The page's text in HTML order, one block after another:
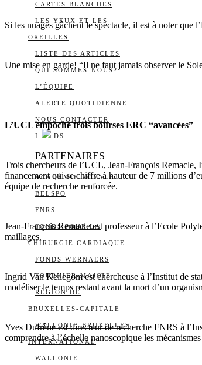
CARTES BLANCHES
LES YEUX ET LES
OREILLES
LISTE DES ARTICLES
QUI SOMMES-NOUS?
L’ÉQUIPE
ALERTE QUOTIDIENNE
NOUS CONTACTER
I DS
PARTENAIRES
ACADÉMIE ROYALE
BELSPO
FNRS
FONDS POUR LA
CHIRURGIE CARDIAQUE
FONDS WERNAERS
FOURNIER-MAJOIE
RÉGION DE
BRUXELLES-CAPITALE
WALLONIE-BRUXELLES
INTERNATIONAL
WALLONIE
Si les nuages gâchent le spectacle, il est à noter que
Une mise en garde! “Il ne faut jamais observer le
L’UCL empoche trois bourses ERC “avancées”
Trois chercheurs de l’UCL, Jean-François
financement qui se chiffre à hauteur de 7 millions
équipe de recherche renforcée.
Jean-François Remacle est professeur à l’Ecole
maillages.
Ingrid Van Keilegom est chercheuse à l’Institut de
modéliser le temps restant avant la mort d’un
Yves Dufrêne est directeur de recherche FNRS à
comprendre à l’échelle nanoscopique les